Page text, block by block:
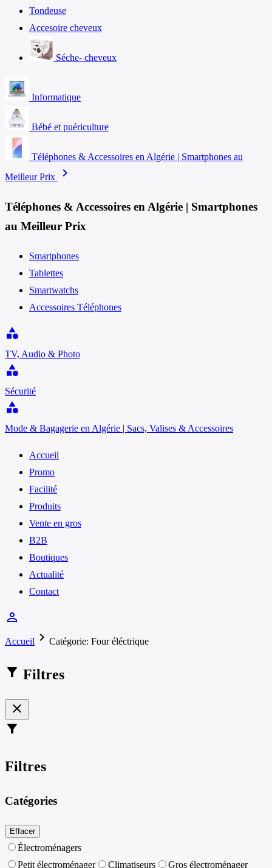
Tondeuse
Accesoire cheveux
Séche- cheveux
Informatique
Bébé et puériculture
Téléphones & Accessoires en Algérie | Smartphones au
Meilleur Prix
chevron_right
Téléphones & Accessoires en Algérie | Smartphones
au Meilleur Prix
Smartphones
Tablettes
Smartwatchs
Accessoires Téléphones
category
TV, Audio & Photo
category
Sécurité
category
Mode & Bagagerie en Algérie | Sacs, Valises & Accessoires
Accueil
Promo
Facilité
Produits
Vente en gros
B2B
Boutiques
Actualité
Contact
person_outline
Accueil chevron_right Catégorie: Four éléctrique
filter_alt Filtres
close
filter_alt
Filtres
Catégories
Effacer
Électroménagers
Petit électroménager
Climatiseurs Gros électroménager